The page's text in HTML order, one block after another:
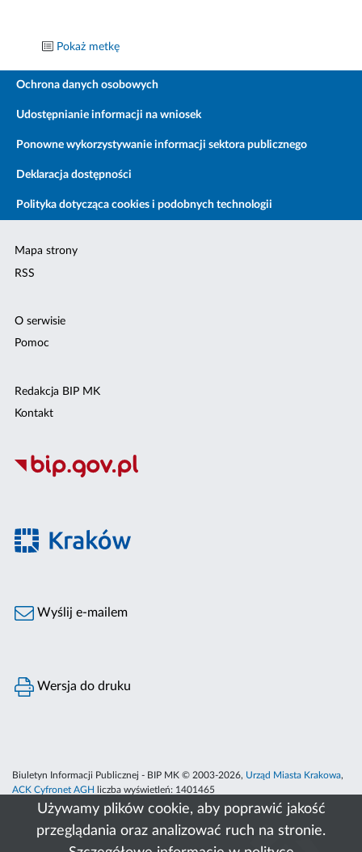
Używamy plików cookie, aby poprawić jakość
przeglądania oraz analizować ruch na stronie.
Pokaż metkę
Ochrona danych osobowych
Udostępnianie informacji na wniosek
Ponowne wykorzystywanie informacji sektora publicznego
Deklaracja dostępności
Polityka dotycząca cookies i podobnych technologii
Mapa strony
RSS
O serwisie
Pomoc
Redakcja BIP MK
Kontakt
Wyślij e-mailem
Wersja do druku
Biuletyn Informacji Publicznej - BIP MK © 2003-2026, Urząd Miasta Krakowa,
ACK Cyfronet AGH
liczba wyświetleń: 1401465